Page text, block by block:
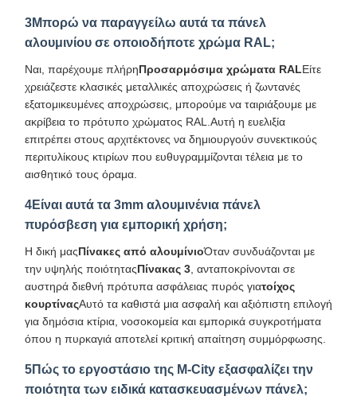
3Μπορώ να παραγγείλω αυτά τα πάνελ
αλουμινίου σε οποιοδήποτε χρώμα RAL;
Ναι, παρέχουμε πλήρηΠροσαρμόσιμα χρώματα RALΕίτε
χρειάζεστε κλασικές μεταλλικές αποχρώσεις ή ζωντανές
εξατομικευμένες αποχρώσεις, μπορούμε να ταιριάξουμε με
ακρίβεια το πρότυπο χρώματος RAL.Αυτή η ευελιξία
επιτρέπει στους αρχιτέκτονες να δημιουργούν συνεκτικούς
περιτυλίκους κτιρίων που ευθυγραμμίζονται τέλεια με το
αισθητικό τους όραμα.
4Είναι αυτά τα 3mm αλουμινένια πάνελ
πυρόσβεση για εμπορική χρήση;
Η δική μαςΠίνακες από αλουμίνιοΌταν συνδυάζονται με
την υψηλής ποιότηταςΠίνακας 3, ανταποκρίνονται σε
αυστηρά διεθνή πρότυπα ασφάλειας πυρός γιατοίχος
κουρτίναςΑυτό τα καθιστά μια ασφαλή και αξιόπιστη επιλογή
για δημόσια κτίρια, νοσοκομεία και εμπορικά συγκροτήματα
όπου η πυρκαγιά αποτελεί κριτική απαίτηση συμμόρφωσης.
5Πώς το εργοστάσιο της M-City εξασφαλίζει την
ποιότητα των ειδικά κατασκευασμένων πάνελ;